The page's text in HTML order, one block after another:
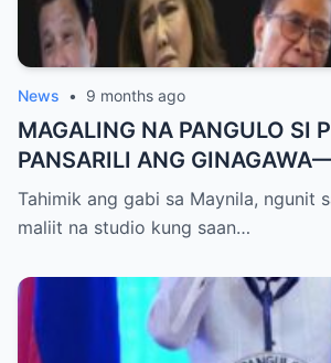
News • 9 months ago
MAGALING NA PANGULO SI
PANSARILI ANG
ANG MAKIKINABANG! — SAL
Tahimik ang gabi sa Maynila, ngunit
maliit na studio kung saan…